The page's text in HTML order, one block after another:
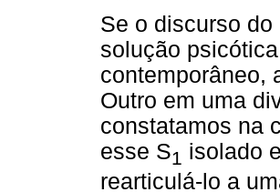
Se o discurso
solução
contemporâneo,
Outro em uma
constatamos na
esse S1 isolado
rearticulá-lo a